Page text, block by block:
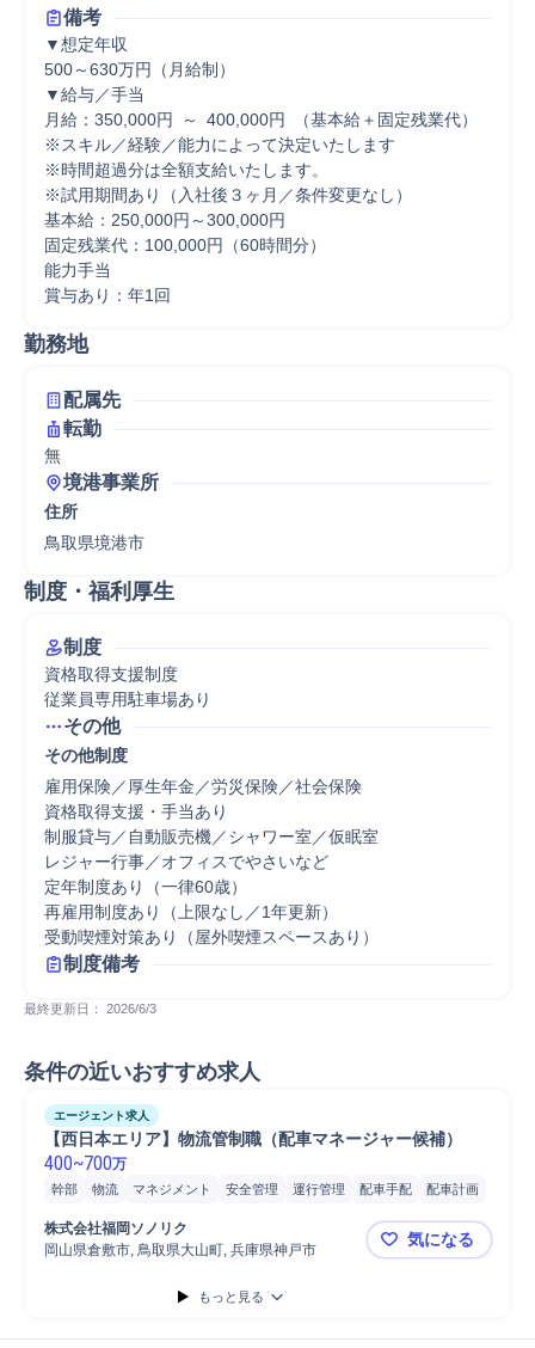
備考
▼想定年収
500～630万円（月給制）
▼給与／手当
月給：350,000円 ～ 400,000円 （基本給＋固定残業代）
※スキル／経験／能力によって決定いたします
※時間超過分は全額支給いたします。
※試用期間あり（入社後３ヶ月／条件変更なし）
基本給：250,000円～300,000円
固定残業代：100,000円（60時間分）
能力手当
賞与あり：年1回
勤務地
配属先
転勤
無
境港事業所
住所
鳥取県境港市
制度・福利厚生
制度
資格取得支援制度
従業員専用駐車場あり
その他
その他制度
雇用保険／厚生年金／労災保険／社会保険
資格取得支援・手当あり
制服貸与／自動販売機／シャワー室／仮眠室
レジャー行事／オフィスでやさいなど
定年制度あり（一律60歳）
再雇用制度あり（上限なし／1年更新）
受動喫煙対策あり（屋外喫煙スペースあり）
制度備考
最終更新日： 2026/6/3
条件の近いおすすめ求人
エージェント求人
【西日本エリア】物流管制職（配車マネージャー候補）
400~700万
幹部 物流 マネジメント 安全管理 運行管理 配車手配
配車計画
運行管理/指令
業務改善提案
業務改善企画 2～3人のリーダー経験
株式会社福岡ソノリク
岡山県倉敷市, 鳥取県大山町, 兵庫県神戸市
【西日本エ
気になる
もっと見る